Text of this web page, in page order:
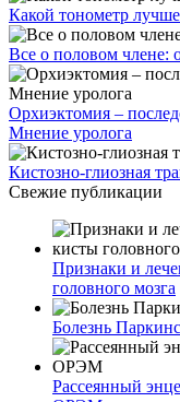
Какой тонометр
Все о половом члене:
Орхиэктомия –
Мнение уролога
Кистозно-глиозная
Свежие публикации
Признаки и
головного мозга
Болезнь
Рассеянный